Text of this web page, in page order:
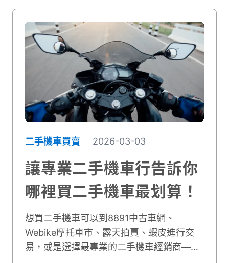
二手機車買賣 2026-03-03
讓專業二手機車行告訴你
哪裡買二手機車最划算！
想買二手機車可以到8891中古車網、
Webike摩托車市、露天拍賣、蝦皮進行交
易，或是選擇最專業的二手機車經銷商——